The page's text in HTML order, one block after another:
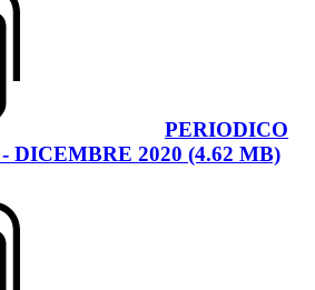
PERIODICO
DICEMBRE 2020 (4.62 MB)